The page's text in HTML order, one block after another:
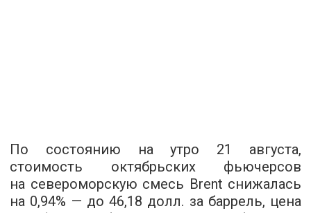
По состоянию на утро 21 августа,
стоимость октябрьских фьючерсов
на североморскую смесь Brent снижалась
на 0,94% — до 46,18 долл. за баррель, цена